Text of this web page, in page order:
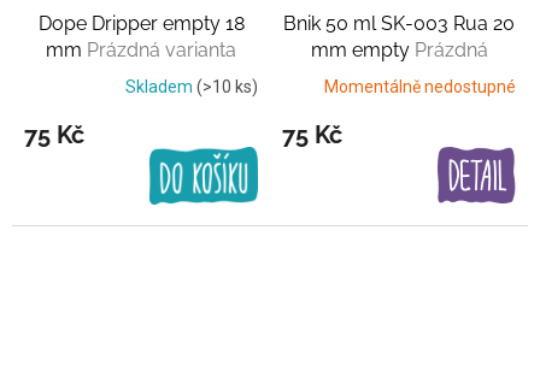
Dope Dripper empty 18
mm Prázdná varianta
Skladem (>10 ks)
75 Kč
Bnik 50 ml SK-003 Rua 20
mm empty Prázdná
varianta
Momentálně nedostupné
75 Kč